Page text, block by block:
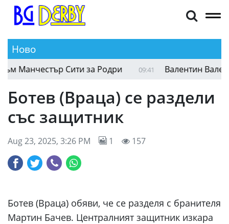
Ново
Манчестър Сити за Родри 09:41 Валентин
Ботев (Враца) се раздели
със защитник
Aug 23, 2025, 3:26 PM 1 157
Ботев (Враца) обяви, че се разделя с бранителя
Мартин Бачев. Централният защитник изкара